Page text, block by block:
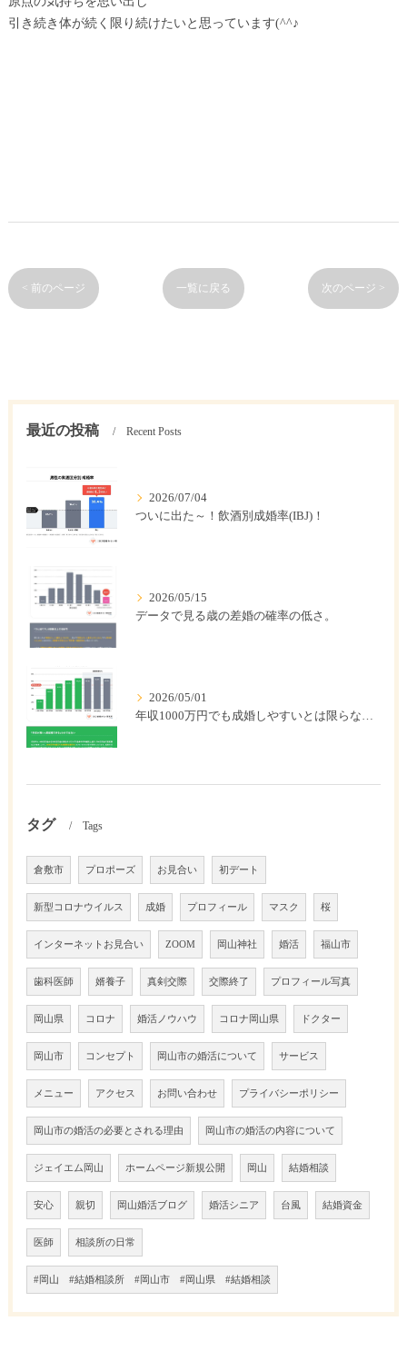
引き続き体が続く限り続けたいと思っています(^^♪
< 前のページ 一覧に戻る 次のページ >
最近の投稿 Recent Posts
2026/07/04
ついに出た～！飲酒別成婚率(IBJ)！
2026/05/15
データで見る歳の差婚の確率の低さ。
2026/05/01
タグ Tags
倉敷市 プロポーズ お見合い 初デート
新型コロナウイルス 成婚 プロフィール マスク 桜
インターネットお見合い ZOOM 岡山神社 婚活 福山市
歯科医師 婿養子 真剣交際 交際終了 プロフィール写真
岡山県 コロナ 婚活ノウハウ コロナ岡山県 ドクター
岡山市 コンセプト 岡山市の婚活について サービス
メニュー アクセス お問い合わせ プライバシーポリシー
岡山市の婚活の必要とされる理由 岡山市の婚活の内容について
ジェイエム岡山 ホームページ新規公開 岡山 結婚相談
安心 親切 岡山婚活ブログ 婚活シニア 台風 結婚資金
医師 相談所の日常
#岡山 #結婚相談所 #岡山市 #岡山県 #結婚相談